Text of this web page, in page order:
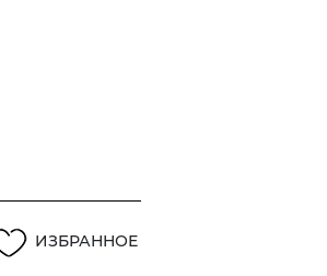
ИЗБРАННОЕ